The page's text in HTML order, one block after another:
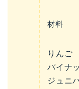
材料
りんご
パイナ
ジュニ